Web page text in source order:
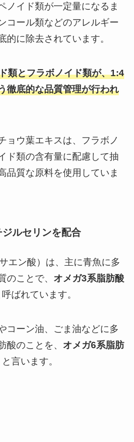
ノイド類が一定量になるま
コール類などのアレルギー
的に除去されています。
類とフラボノイド類が、1:4
徹底的な品質管理が行われ
ョウ葉エキスは、フラボノ
ド類の含有量に配慮して抽
品質な原料を使用していま
ルセリンを配合
エン酸）は、主に青魚に多
のことで、 オメガ3系脂肪酸
ばれています。
コーン油、ごま油などに多
酸のことを、 オメガ6系脂肪
言います。